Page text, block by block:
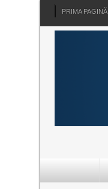
PRIMA PAGINĂ